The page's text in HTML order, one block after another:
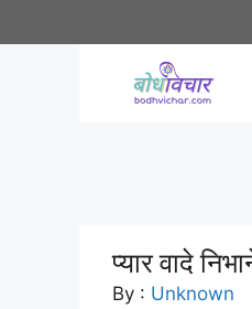
to
प्यार वादे
By : Unknown